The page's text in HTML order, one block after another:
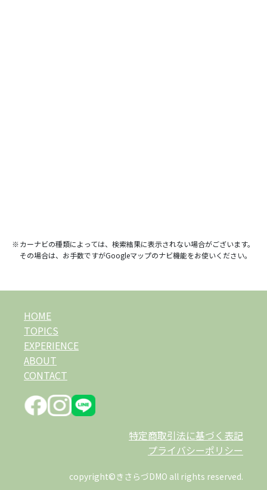
カーナビの種類によっては、検索結果に表示されない場合がございます。
その場合は、お手数ですがGoogleマップのナビ機能をお使いください。
HOME
TOPICS
EXPERIENCE
ABOUT
CONTACT
特定商取引法に基づく表記
プライバシーポリシー
copyright©きさらづDMO all rights reserved.